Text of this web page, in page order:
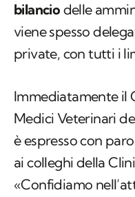
bilancio delle
viene spesso
private, con tutti i
Immediatamente il
Medici Veterinari
è espresso con
ai colleghi della
«Confidiamo